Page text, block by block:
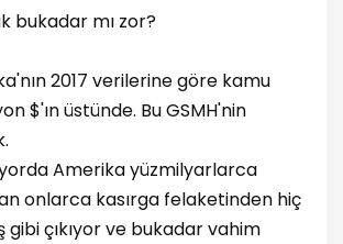
bukadar mı zor?
2017 verilerine göre kamu
$'ın üstünde. Bu GSMH'nin
Amerika yüzmilyarlarca
onlarca kasırga felaketinden hiç
çıkıyor ve bukadar vahim